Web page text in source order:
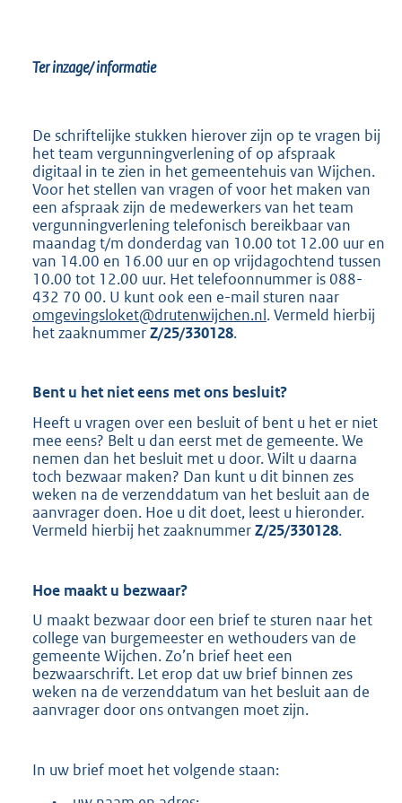
Ter inzage/ informatie
De schriftelijke stukken hierover zijn op te vragen bij
het team vergunningverlening of op afspraak
digitaal in te zien in het gemeentehuis van Wijchen.
Voor het stellen van vragen of voor het maken van
een afspraak zijn de medewerkers van het team
vergunningverlening telefonisch bereikbaar van
maandag t/m donderdag van 10.00 tot 12.00 uur en
van 14.00 en 16.00 uur en op vrijdagochtend tussen
10.00 tot 12.00 uur. Het telefoonnummer is 088-
432 70 00. U kunt ook een e-mail sturen naar
omgevingsloket@drutenwijchen.nl. Vermeld hierbij
het zaaknummerZ/25/330128.
Bent u het niet eens met ons besluit?
Heeft u vragen over een besluit of bent u het er niet
mee eens? Belt u dan eerst met de gemeente. We
nemen dan het besluit met u door. Wilt u daarna
toch bezwaar maken? Dan kunt u dit binnen zes
weken na de verzenddatum van het besluit aan de
aanvrager doen. Hoe u dit doet, leest u hieronder.
Vermeld hierbij het zaaknummerZ/25/330128.
Hoe maakt u bezwaar?
U maakt bezwaar door een brief te sturen naar het
college van burgemeester en wethouders van de
gemeente Wijchen. Zo’n brief heet een
bezwaarschrift. Let erop dat uw brief binnen zes
weken na de verzenddatum van het besluit aan de
aanvrager door ons ontvangen moet zijn.
In uw brief moet het volgende staan: